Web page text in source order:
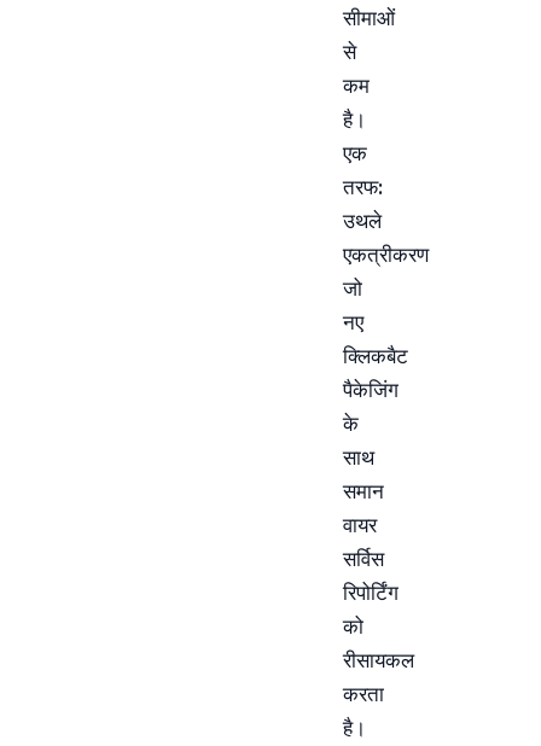
सीमाओं
से
कम
है।
एक
तरफ:
उथले
एकत्रीकरण
जो
नए
क्लिकबैट
पैकेजिंग
के
साथ
समान
वायर
सर्विस
रिपोर्टिंग
को
रीसायकल
करता
है।